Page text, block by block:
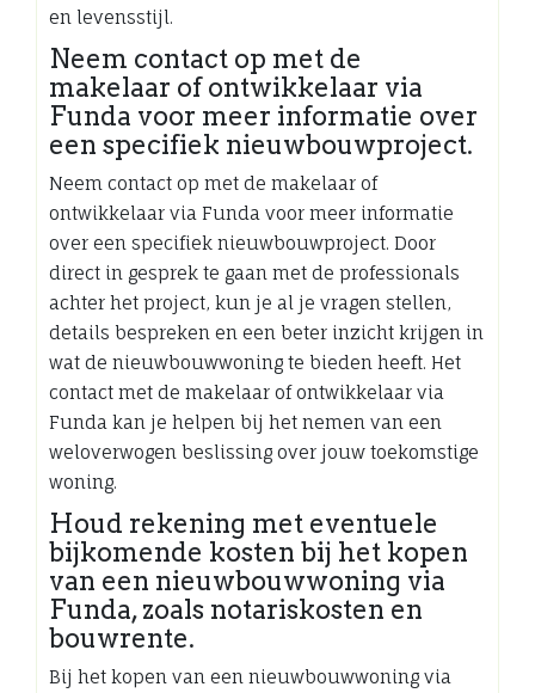
en levensstijl.
Neem contact op met de
makelaar of ontwikkelaar via
Funda voor meer informatie over
een specifiek nieuwbouwproject.
Neem contact op met de makelaar of
ontwikkelaar via Funda voor meer informatie
over een specifiek nieuwbouwproject. Door
direct in gesprek te gaan met de professionals
achter het project, kun je al je vragen stellen,
details bespreken en een beter inzicht krijgen in
wat de nieuwbouwwoning te bieden heeft. Het
contact met de makelaar of ontwikkelaar via
Funda kan je helpen bij het nemen van een
weloverwogen beslissing over jouw toekomstige
woning.
Houd rekening met eventuele
bijkomende kosten bij het kopen
van een nieuwbouwwoning via
Funda, zoals notariskosten en
bouwrente.
Bij het kopen van een nieuwbouwwoning via